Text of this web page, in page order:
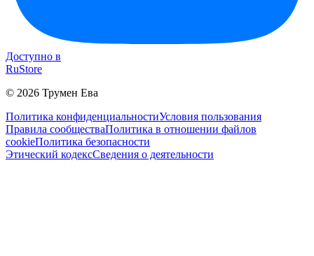
Доступно в
RuStore
© 2026 Трумен Ева
Политика конфиденциальностиУсловия пользования
Правила сообществаПолитика в отношении файлов
cookieПолитика безопасности
Этический кодексСведения о деятельности